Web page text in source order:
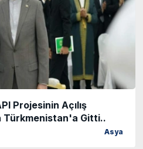
Projesinin Açılış
Türkmenistan'a Gitti..
Asya